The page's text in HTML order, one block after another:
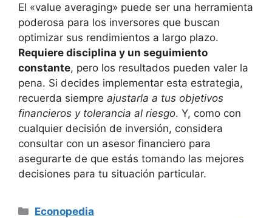
El «value averaging» puede ser una herramienta
poderosa para los inversores‍ que​ buscan
optimizar sus rendimientos ‌a largo plazo.
Requiere⁤ disciplina y un seguimiento‍
constante, pero los‌ resultados pueden ⁣valer la
pena. Si decides implementar esta estrategia,
recuerda​ siempre ajustarla a tus objetivos
financieros y tolerancia al riesgo. Y, como con
cualquier decisión de⁣ inversión, considera
consultar con⁢ un asesor⁢ financiero⁤ para
asegurarte de que estás tomando ​las mejores
decisiones para tu situación particular.
Categorías
Econopedia